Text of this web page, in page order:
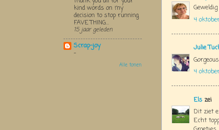
4
Julie
4
Els zei
Dit ziet
Echt
kind words on my
decision to stop running
FAVE THING...
15 jaar geleden
Scrap-joy
-
Alle tonen